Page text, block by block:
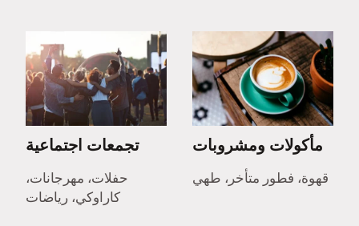
تجمعات اجتماعية
حفلات، مهرجانات،
كاراوكي، رياضات
مأكولات ومشروبات
قهوة، فطور متأخر، طهي